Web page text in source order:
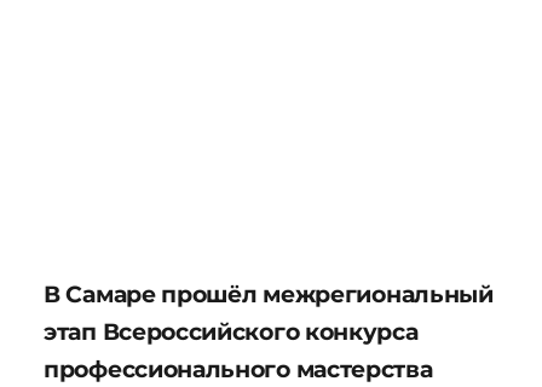
В Самаре прошёл межрегиональный
этап Всероссийского конкурса
профессионального мастерства